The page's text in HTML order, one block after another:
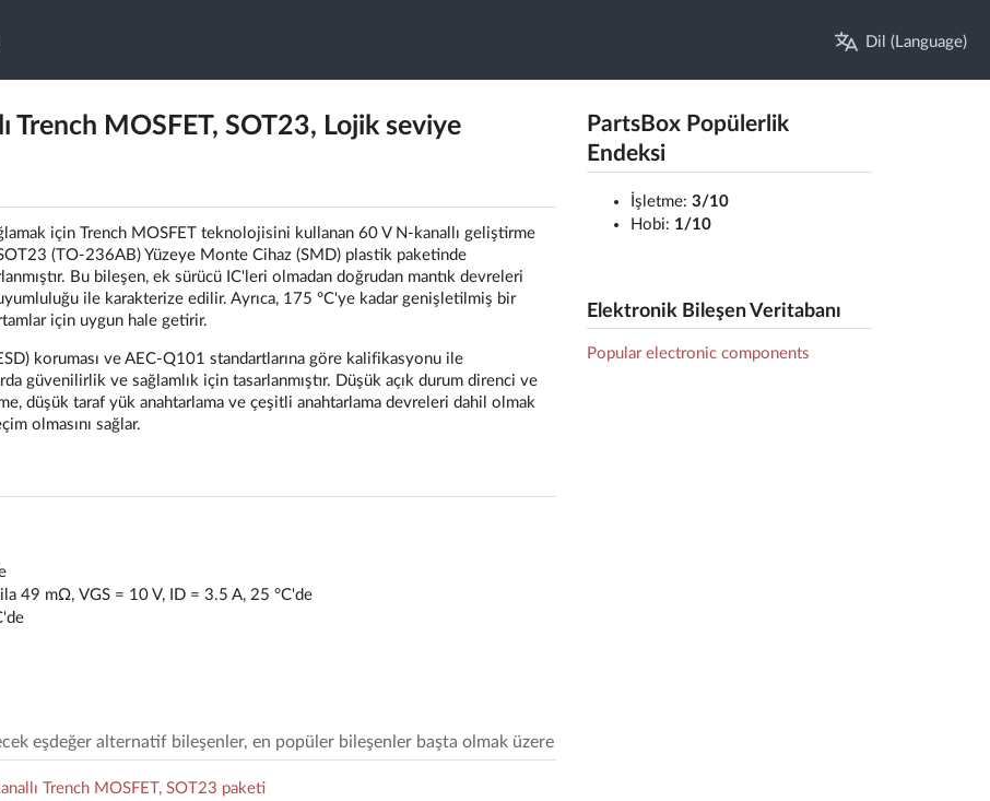
Dil (Language)
Trench MOSFET, SOT23, Lojik seviye
için Trench MOSFET teknolojisini kullanan 60 V N-kanallı geliştirme
(TO-236AB) Yüzeye Monte Cihaz (SMD) plastik paketinde
Bu bileşen, ek sürücü IC'leri olmadan doğrudan mantık devreleri
ile karakterize edilir. Ayrıca, 175 °C'ye kadar genişletilmiş bir
için uygun hale getirir.
koruması ve AEC-Q101 standartlarına göre kalifikasyonu ile
güvenilirlik ve sağlamlık için tasarlanmıştır. Düşük açık durum direnci ve
düşük taraf yük anahtarlama ve çeşitli anahtarlama devreleri dahil olmak
olmasını sağlar.
49 mΩ, VGS = 10 V, ID = 3.5 A, 25 °C'de
eşdeğer alternatif bileşenler, en popüler bileşenler başta olmak üzere
Trench MOSFET, SOT23 paketi
PartsBox Popülerlik
Endeksi
İşletme: 3/10
Hobi: 1/10
Elektronik Bileşen Veritabanı
Popular electronic components